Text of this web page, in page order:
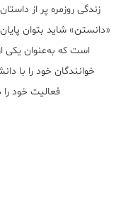
زندگی روزمره پر از
«دانستن» شاید بتوان
است که به‌عنوان یکی
خوانندگان خود را با
فعالیت خود را در تابستان